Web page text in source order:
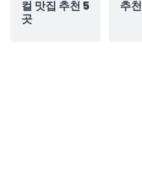
컬 맛집 추천 5
곳
추천